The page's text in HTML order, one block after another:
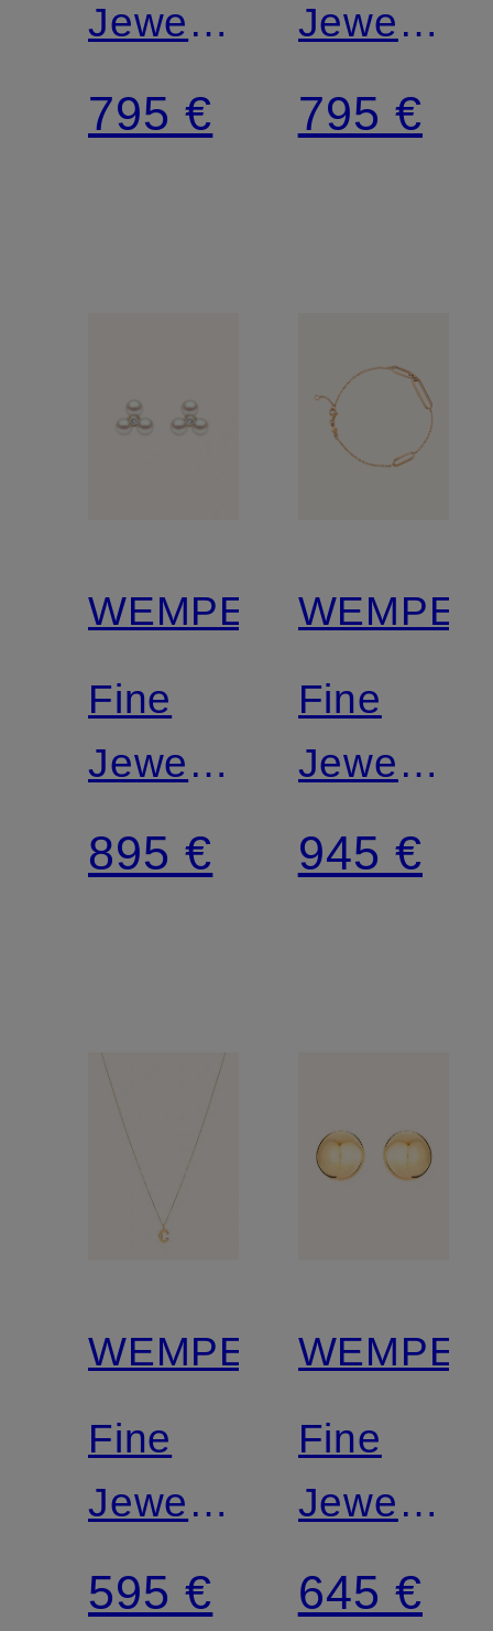
Jewelry
Anhänger
Basics
795 €
Jewelry
Ohrringe
BASICS
795 €
WEMPE
Fine
Jewelry
Ohrstecker
Minimalism
895 €
WEMPE
Fine
Jewelry
Armband
945 €
WEMPE
Fine
Jewelry
Anhänger
595 €
WEMPE
Fine
Jewelry
Ohrringe
645 €